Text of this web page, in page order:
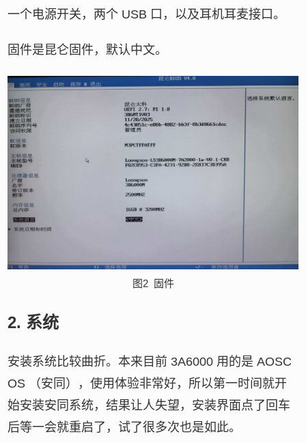
一个电源开关，两个 USB 口，以及耳机耳麦接口。
固件是昆仑固件，默认中文。
图2 固件
2. 系统
安装系统比较曲折。本来目前 3A6000 用的是 AOSC
OS （安同），使用体验非常好，所以第一时间就开
始安装安同系统，结果让人失望，安装界面点了回车
后等一会就重启了，试了很多次也是如此。